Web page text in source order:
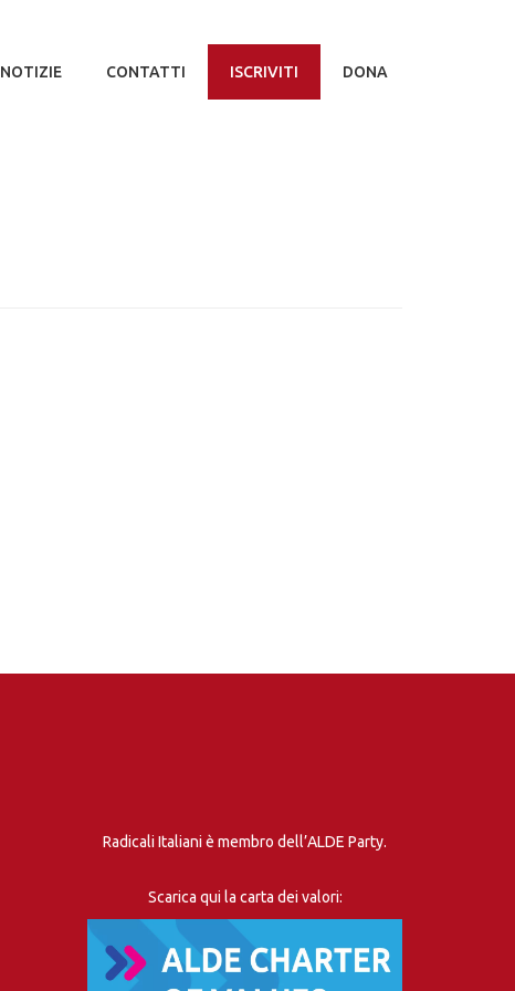
NOTIZIE CONTATTI ISCRIVITI DONA
Radicali Italiani è membro dell’ALDE Party.
Scarica qui la carta dei valori: